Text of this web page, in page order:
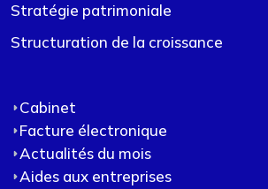
Stratégie patrimoniale
Structuration de la croissance
Cabinet
Facture électronique
Actualités du mois
Aides aux entreprises